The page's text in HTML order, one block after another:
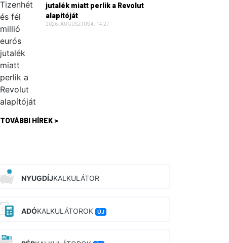
jutalék miatt perlik a Revolut
alapítóját
2026. AUGUSZTUS 4. 14:27
TOVÁBBI HÍREK >
NYUGDÍJKALKULÁTOR
ADÓKALKULÁTOROK ÚJ